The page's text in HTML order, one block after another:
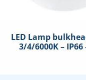
LED Lamp
3/4/6000K – IP66